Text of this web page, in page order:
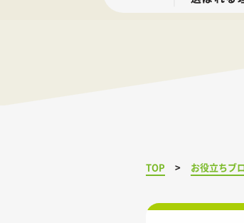
TOP
お役立ちブ